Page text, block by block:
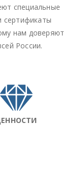
специальные
сертификаты
нам доверяют
России.